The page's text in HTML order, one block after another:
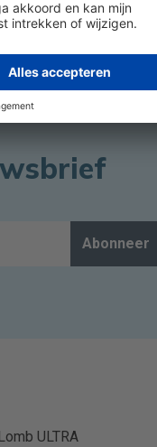
Precision1
Freshtech
Abonneer
ULTRA